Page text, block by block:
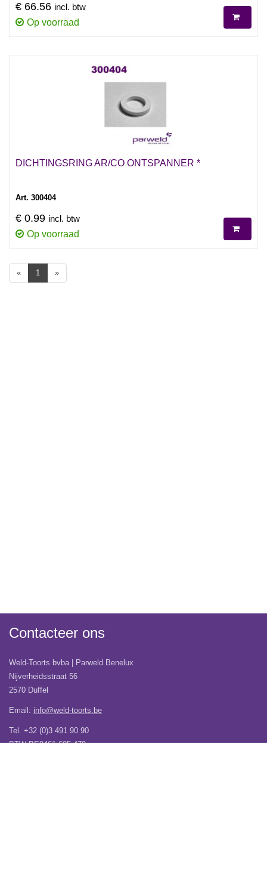
€ 66.56 incl. btw
Op voorraad
DICHTINGSRING AR/CO ONTSPANNER *
Art. 300404
€ 0.99 incl. btw
Op voorraad
« 1 »
Contacteer ons
Weld-Toorts bvba | Parweld Benelux
Nijverheidsstraat 56
2570 Duffel
Email: info@weld-toorts.be
Tel. +32 (0)3 491 90 90
BTW BE0461.605.479